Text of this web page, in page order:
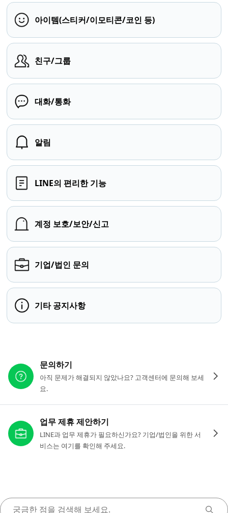
아이템(스티커/이모티콘/코인 등)
친구/그룹
대화/통화
알림
LINE의 편리한 기능
계정 보호/보안/신고
기업/법인 문의
기타 공지사항
문의하기
아직 문제가 해결되지 않았나요? 고객센터에 문의해 보세
요.
업무 제휴 제안하기
LINE과 업무 제휴가 필요하신가요? 기업/법인을 위한 서
비스는 여기를 확인해 주세요.